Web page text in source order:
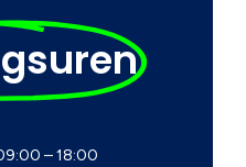
– 18:00